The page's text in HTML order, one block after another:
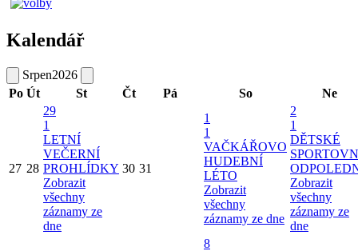
Kalendář
Srpen2026
Po Út St Čt Pá So Ne
27 28
29
1
LETNÍ
VEČERNÍ
PROHLÍDKY
Zobrazit
všechny
záznamy ze
dne
30 31
1
1
VAČKÁŘOVO
HUDEBNÍ
LÉTO
Zobrazit
všechny
záznamy ze dne
2
1
DĚTSKÉ
Zobrazit
všechny
záznamy ze
dne
8